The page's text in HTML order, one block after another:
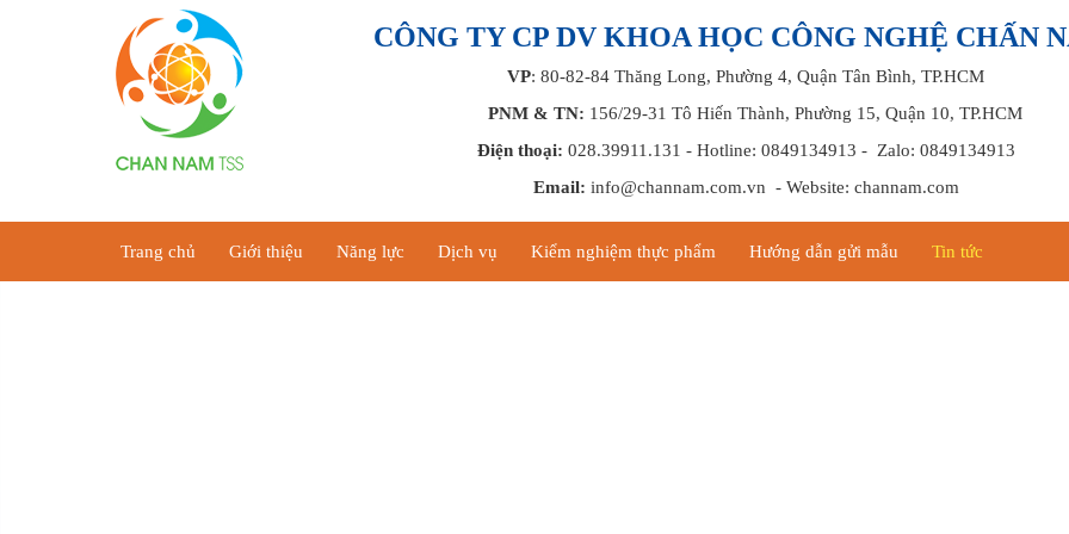
CÔNG TY CP DV KHOA HỌC CÔNG NGHỆ CHẤN
VP: 80-82-84 Thăng Long, Phường 4, Quận Tân Bình, TP.HCM
PNM & TN: 156/29-31 Tô Hiến Thành, Phường 15, Quận 10, TP.HCM
Điện thoại: 028.39911.131 - Hotline: 0849134913 - Zalo: 0849134913
Email: info@channam.com.vn - Website: channam.com
Trang chủ Giới thiệu Năng lực Dịch vụ Kiểm nghiệm thực phẩm Hướng dẫn gửi mẫu Tin tức